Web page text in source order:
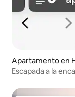
Apartamento en
Escapada a la